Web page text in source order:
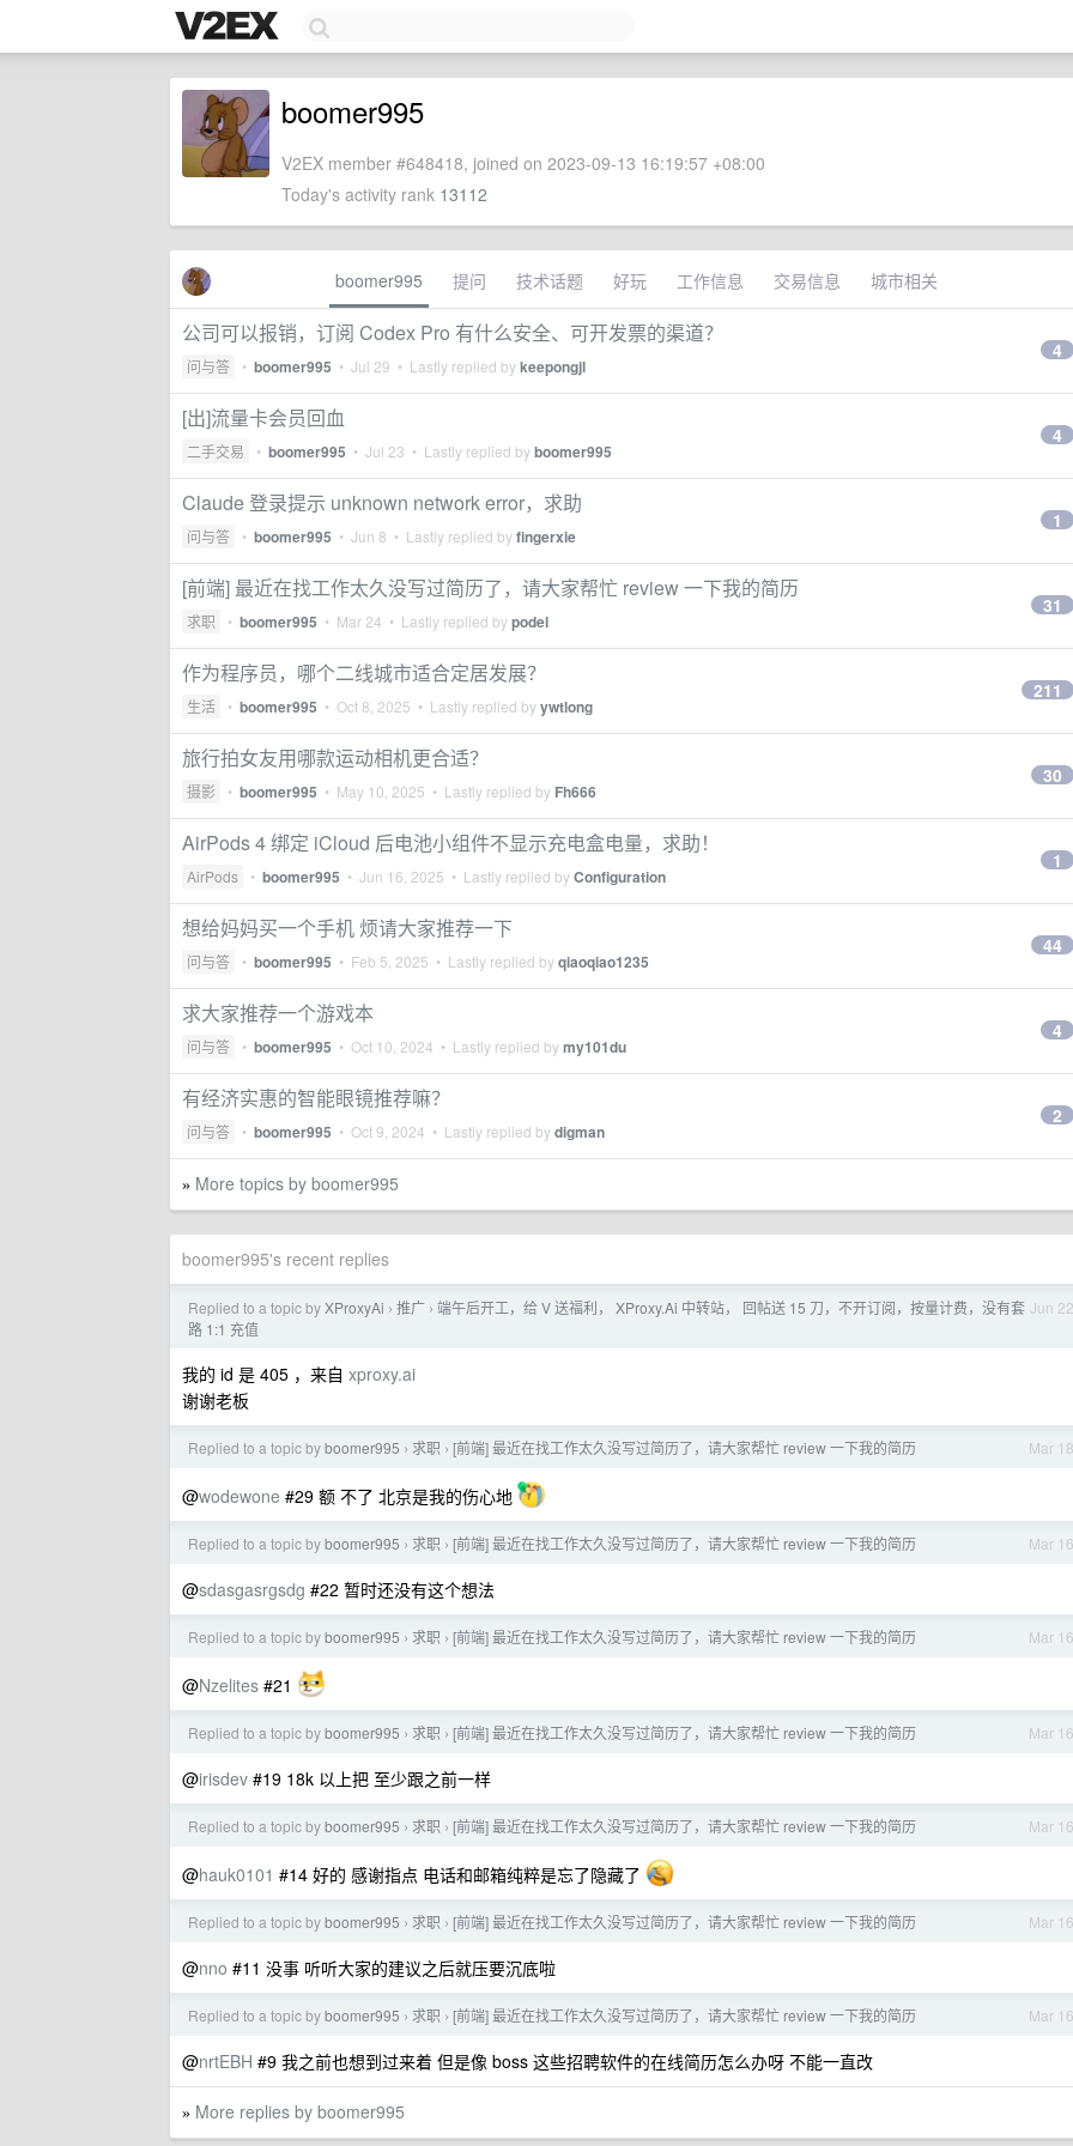
boomer995
V2EX member #648418, joined on 2023-09-13 16:19:57 +08:00
Today's activity rank 13112
boomer995 提问 技术话题 好玩 工作信息 交易信息 城市相关
公司可以报销，订阅 Codex Pro 有什么安全、可开发票的渠道？
问与答 • boomer995 • Jul 29 • Lastly replied bykeepongjl
4
[出]流量卡会员回血
二手交易 • boomer995 • Jul 23 • Lastly replied byboomer995
4
Claude 登录提示 unknown network error，求助
问与答 • boomer995 • Jun 8 • Lastly replied byfingerxie
1
[前端] 最近在找工作太久没写过简历了，请大家帮忙 review 一下我的简历
求职 • boomer995 • Mar 24 • Lastly replied bypodel
31
作为程序员，哪个二线城市适合定居发展？
生活 • boomer995 • Oct 8, 2025 • Lastly replied byywtlong
211
旅行拍女友用哪款运动相机更合适？
摄影 • boomer995 • May 10, 2025 • Lastly replied by Fh666
30
AirPods 4 绑定 iCloud 后电池小组件不显示充电盒电量，求助！
AirPods • boomer995 • Jun 16, 2025 • Lastly replied byConfiguration
1
想给妈妈买一个手机 烦请大家推荐一下
问与答 • boomer995 • Feb 5, 2025 • Lastly replied byqiaoqiao1235
44
求大家推荐一个游戏本
问与答 • boomer995 • Oct 10, 2024 • Lastly replied bymy101du
4
有经济实惠的智能眼镜推荐嘛？
问与答 • boomer995 • Oct 9, 2024 • Lastly replied bydigman
2
» More topics by boomer995
boomer995's recent replies
Jun 22
Replied to a topic byXProxyAi › 推广 › 端午后开工，给 V 送福利， XProxy.Ai 中转站， 回帖送 15 刀，不开订阅，按量计费，没有套
路 1:1 充值
我的 id 是 405 ，来自 xproxy.ai
谢谢老板
Mar 18
Replied to a topic byboomer995 › 求职 › [前端] 最近在找工作太久没写过简历了，请大家帮忙 review 一下我的简历
@wodewone #29 额 不了 北京是我的伤心地
Mar 16
Replied to a topic byboomer995 › 求职 › [前端] 最近在找工作太久没写过简历了，请大家帮忙 review 一下我的简历
@sdasgasrgsdg #22 暂时还没有这个想法
Mar 16
Replied to a topic byboomer995 › 求职 › [前端] 最近在找工作太久没写过简历了，请大家帮忙 review 一下我的简历
@Nzelites #21
Mar 16
Replied to a topic byboomer995 › 求职 › [前端] 最近在找工作太久没写过简历了，请大家帮忙 review 一下我的简历
@irisdev #19 18k 以上把 至少跟之前一样
Mar 16
Replied to a topic byboomer995 › 求职 › [前端] 最近在找工作太久没写过简历了，请大家帮忙 review 一下我的简历
@hauk0101 #14 好的 感谢指点 电话和邮箱纯粹是忘了隐藏了
Mar 16
Replied to a topic byboomer995 › 求职 › [前端] 最近在找工作太久没写过简历了，请大家帮忙 review 一下我的简历
@nno #11 没事 听听大家的建议之后就压要沉底啦
Mar 16
Replied to a topic byboomer995 › 求职 › [前端] 最近在找工作太久没写过简历了，请大家帮忙 review 一下我的简历
@nrtEBH #9 我之前也想到过来着 但是像 boss 这些招聘软件的在线简历怎么办呀 不能一直改
» More replies by boomer995